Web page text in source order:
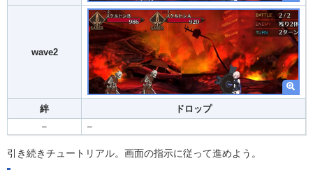
wave2
絆 ドロップ
– –
引き続きチュートリアル。画面の指示に従って進めよう。